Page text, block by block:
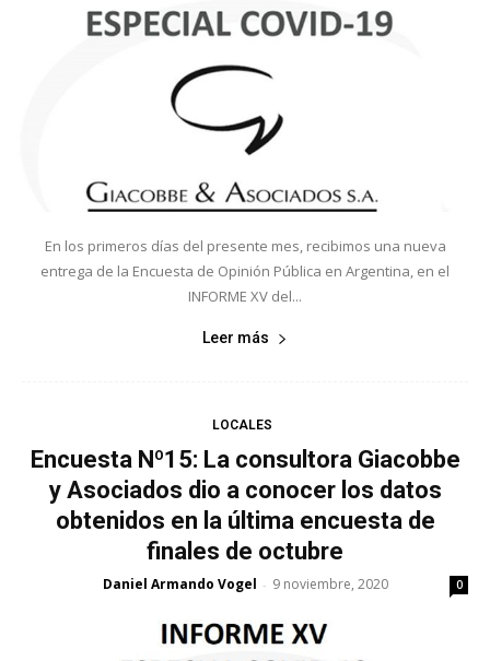
En los primeros días del presente mes, recibimos una nueva
entrega de la Encuesta de Opinión Pública en Argentina, en el
INFORME XV del...
Leer más
LOCALES
Encuesta Nº15: La consultora Giacobbe
y Asociados dio a conocer los datos
obtenidos en la última encuesta de
finales de octubre
Daniel Armando Vogel - 9 noviembre, 2020 0